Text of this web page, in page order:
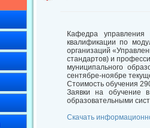
Кафедра
квалификации по
организаций
стандартов) и
муниципального
сентябре-ноябре
Стоимость обучения
Заявки на обучение
образовательными
Скачать